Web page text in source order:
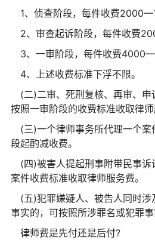
1、侦查阶段，每件收费
2、审查起诉阶段，每件收费
3、一审阶段，每件收费
4、上述收费标准下浮不限。
(二)二审、死刑复核、再审、
按照一审阶段的收费标准收取律师
(三)一个律师事务所代理一个
段起酌减收费。
(四)被害人提起刑事附带民事
案件收费标准收取律师服务费。
(五)犯罪嫌疑人、被告人同时
事实的，可按照所涉罪名或犯罪事
律师费是先付还是后付?